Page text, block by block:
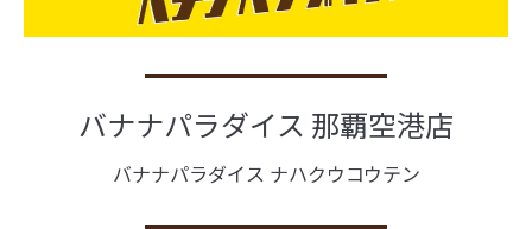
バナナパラダイス 那覇空港店
バナナパラダイス ナハクウコウテン